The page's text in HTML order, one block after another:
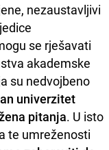
nezaustavljivi
se rješavati
akademske
su nedvojbeno
univerzitet
pitanja. U isto
te umreženosti